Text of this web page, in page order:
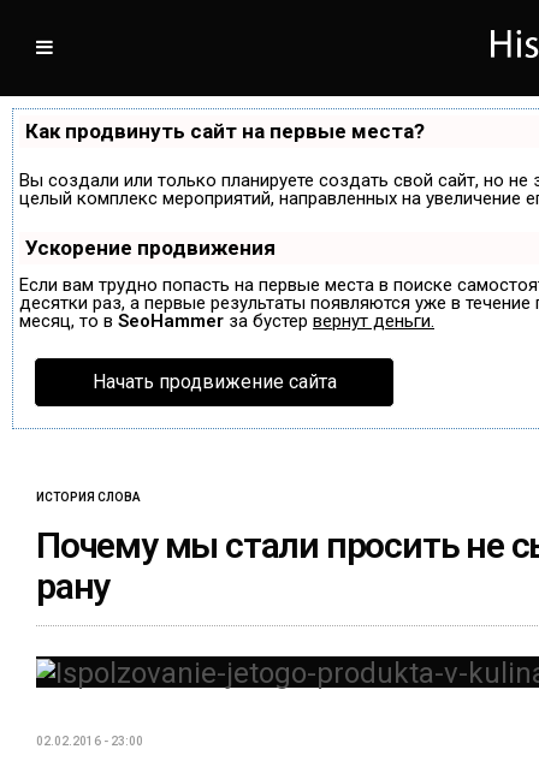
Как продвинуть сайт на первые места?
Вы создали или только планируете создать свой сайт, но
целый комплекс мероприятий, направленных на
Ускорение продвижения
Если вам трудно попасть на первые места в поиске
десятки раз, а первые результаты появляются уже в
месяц, то в SeoHammer за бустер вернут деньги.
Начать продвижение сайта
ИСТОРИЯ СЛОВА
Почему мы стали просить не
рану
02.02.2016 - 23:00